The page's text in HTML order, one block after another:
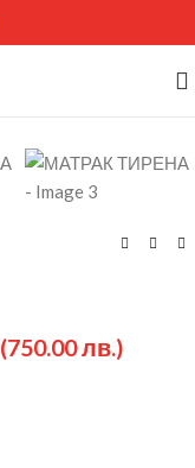
(750.00 лв.)